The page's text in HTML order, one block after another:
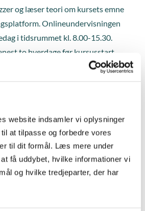
website indsamler vi oplysninger
at tilpasse og forbedre vores
til dit formål. Læs mere under
få uddybet, hvilke informationer vi
og hvilke tredjeparter, der har
og læser teori om kursets emne
Onlineundervisningen
i tidsrummet kl. 8.00-15.30.
to hverdage før kursusstart.
mix af klasseundervisning med
arbejde på kursuscentret eller